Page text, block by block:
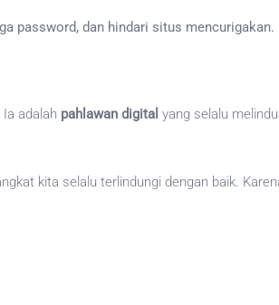
password, dan hindari situs mencurigakan.
adalah pahlawan digital yang selalu
kita selalu terlindungi dengan baik.